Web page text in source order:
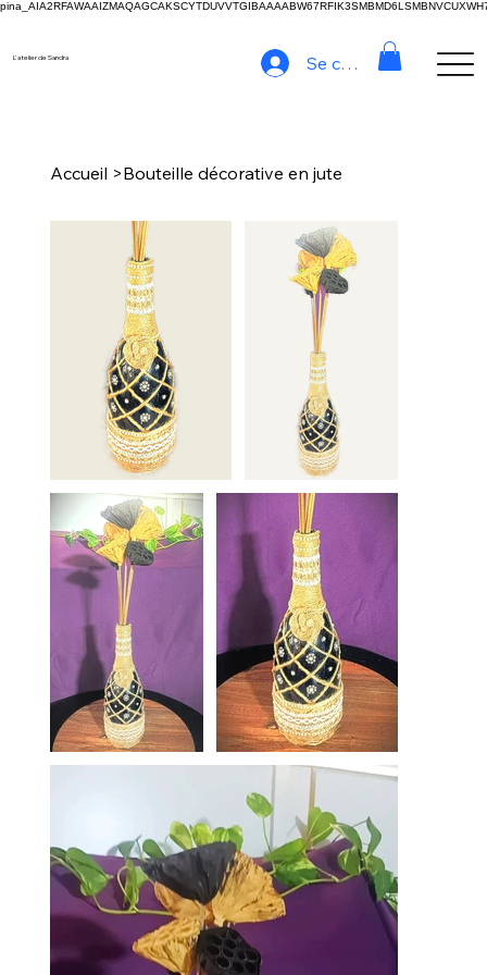
L'atelier de Sandra Se connecter
Accueil >Bouteille décorative en jute